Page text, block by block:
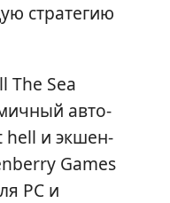
стратегию
The Sea
авто-
hell и экшен-
Games
PC и